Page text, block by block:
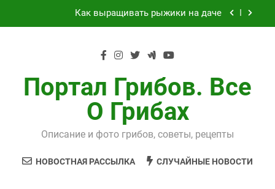
Как выращивать рыжики на даче
мицелий
Технология выращивания подосиновиков
Как выращивать рыжики на даче
Портал Грибов. Все
О Грибах
Описание и фото грибов, советы, рецепты
НОВОСТНАЯ РАССЫЛКА СЛУЧАЙНЫЕ НОВОСТИ